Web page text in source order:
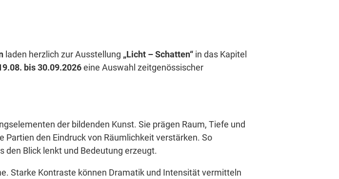
laden herzlich zur Ausstellung „Licht – Schatten“ in das Kapitel
bis 30.09.2026eine Auswahl zeitgenössischer
der bildenden Kunst. Sie prägen Raum, Tiefe und
den Eindruck von Räumlichkeit verstärken. So
den Blick lenkt und Bedeutung erzeugt.
Starke Kontraste können Dramatik und Intensität vermitteln